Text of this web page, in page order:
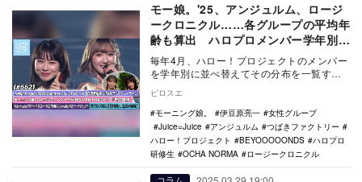
モー娘。'25、アンジュルム、ロージ
ークロニクル……各グループの平均年
齢も算出 ハロプロメンバー学年別分
類2025年版
毎年4月、ハロー！プロジェクトのメンバー
を学年別に並べ替えてその分布を一覧する
ピロスエ
モーニング娘。
伊豆原亮一
女性グループ
Juice=Juice
アンジュルム
つばきファクトリー
ハロー！プロジェクト
BEYOOOOONDS
ハロプロ
研修生
OCHA NORMA ロージークロニクル